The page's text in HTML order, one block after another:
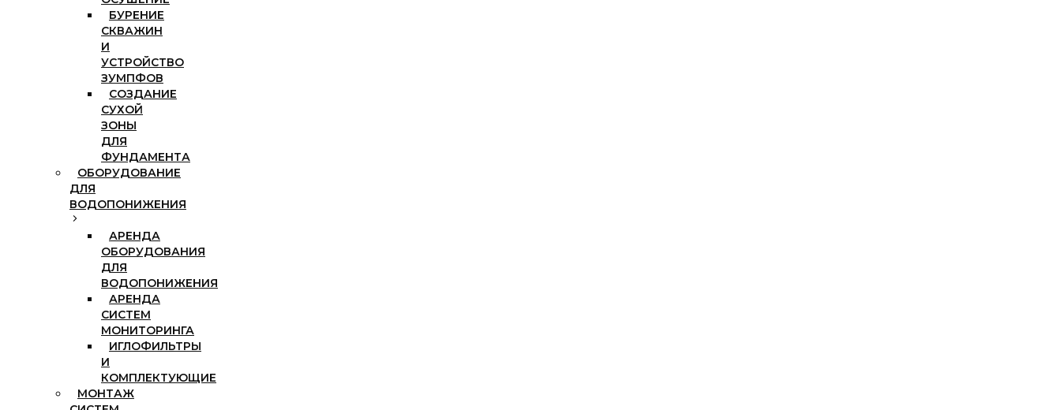
БУРЕНИЕ
СКВАЖИН
И
УСТРОЙСТВО
ЗУМПФОВ
СОЗДАНИЕ
СУХОЙ
ЗОНЫ
ДЛЯ
ФУНДАМЕНТА
ОБОРУДОВАНИЕ
ДЛЯ
ВОДОПОНИЖЕНИЯ
АРЕНДА
ОБОРУДОВАНИЯ
ДЛЯ
ВОДОПОНИЖЕНИЯ
АРЕНДА
СИСТЕМ
МОНИТОРИНГА
ИГЛОФИЛЬТРЫ
И
КОМПЛЕКТУЮЩИЕ
МОНТАЖ